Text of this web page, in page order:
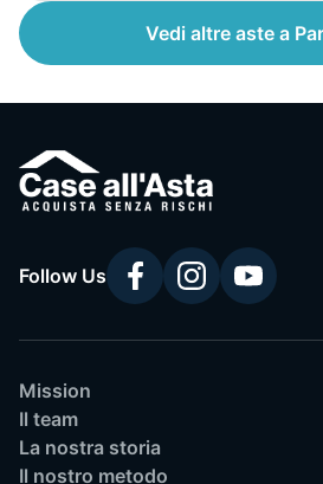
Vedi altre aste a
Follow Us
Mission
Il team
La nostra storia
Il nostro metodo